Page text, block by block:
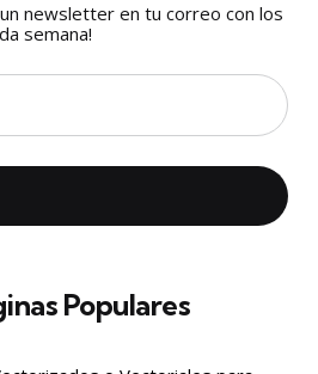
newsletter en tu correo con los
semana!
Populares